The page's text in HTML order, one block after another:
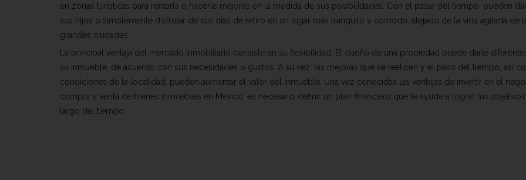
en zonas turísticas para rentarla o hacerle mejoras en la medida de sus posibilidades. Con el pasar del tiempo, pueden
sus hijos o simplemente disfrutar de sus días de retiro en un lugar más tranquilo y cómodo, alejado de la vida agitada de
grandes ciudades.
La principal ventaja del mercado inmobiliario consiste en su flexibilidad. El dueño de una propiedad puede darle
su inmueble, de acuerdo con sus necesidades o gustos. A su vez, las mejoras que se realicen y el paso del tiempo, así
condiciones de la localidad, pueden aumentar el valor del inmueble. Una vez conocidas las ventajas de invertir en el
compra y venta de bienes inmuebles en México, es necesario definir un plan financiero que te ayude a lograr tus
largo del tiempo.